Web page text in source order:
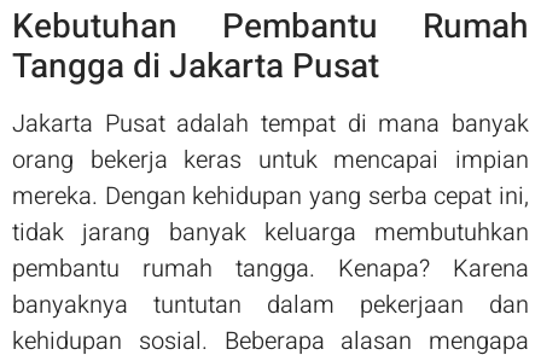
Kebutuhan Pembantu Rumah
Tangga di Jakarta Pusat
Jakarta Pusat adalah tempat di mana banyak
orang bekerja keras untuk mencapai impian
mereka. Dengan kehidupan yang serba cepat ini,
tidak jarang banyak keluarga membutuhkan
pembantu rumah tangga. Kenapa? Karena
banyaknya tuntutan dalam pekerjaan dan
kehidupan sosial. Beberapa alasan mengapa